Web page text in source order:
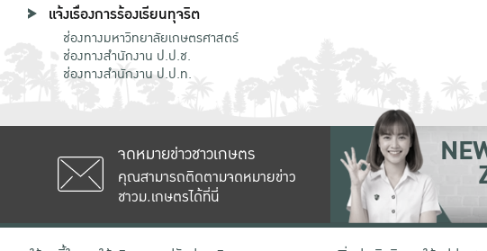
แจ้งเรื่องการร้องเรียนทุจริต
ช่องทางมหาวิทยาลัยเกษตรศาสตร์
ช่องทางสำนักงาน ป.ป.ช.
ช่องทางสำนักงาน ป.ป.ท.
จดหมายข่าวชาวเกษตร
คุณสามารถติดตามจดหมายข่าว
ชาวม.เกษตรได้ที่นี่